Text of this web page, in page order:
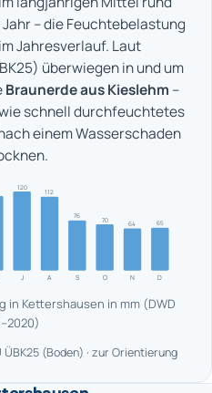
– die Feuchtebelastung
Jahresverlauf. Laut
überwiegen in und um
Braunerde aus Kieslehm –
schnell durchfeuchtetes
einem Wasserschaden
J
120
A
112
S
76
O
70
N
64
D
65
Kettershausen in mm (DWD
(Boden) · zur Orientierung